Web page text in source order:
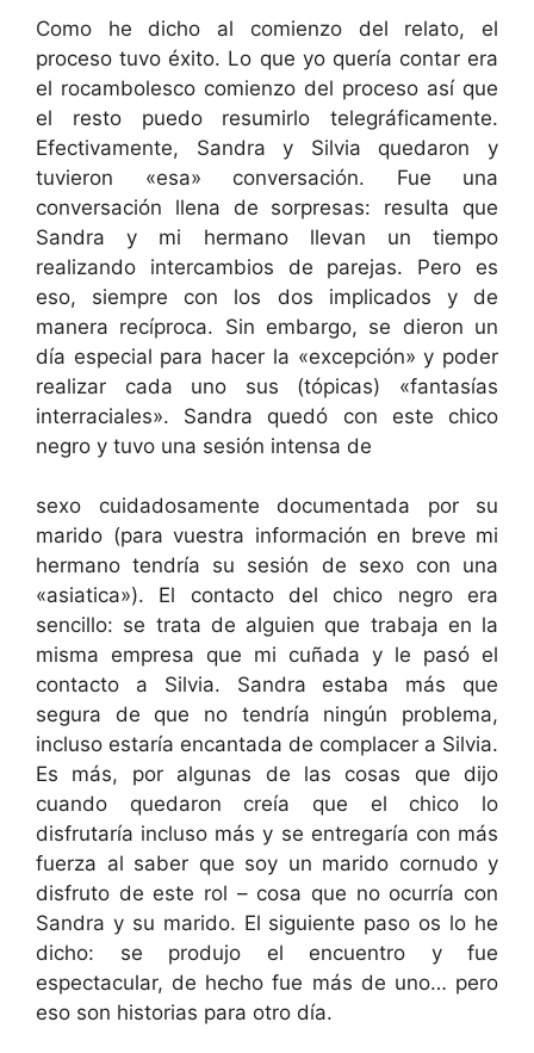
Como he dicho al comienzo del relato, el
proceso tuvo éxito. Lo que yo quería contar era
el rocambolesco comienzo del proceso así que
el resto puedo resumirlo telegráficamente.
Efectivamente, Sandra y Silvia quedaron y
tuvieron «esa» conversación. Fue una
conversación llena de sorpresas: resulta que
Sandra y mi hermano llevan un tiempo
realizando intercambios de parejas. Pero es
eso, siempre con los dos implicados y de
manera recíproca. Sin embargo, se dieron un
día especial para hacer la «excepción» y poder
realizar cada uno sus (tópicas) «fantasías
interraciales». Sandra quedó con este chico
negro y tuvo una sesión intensa de
sexo cuidadosamente documentada por su
marido (para vuestra información en breve mi
hermano tendría su sesión de sexo con una
«asiatica»). El contacto del chico negro era
sencillo: se trata de alguien que trabaja en la
misma empresa que mi cuñada y le pasó el
contacto a Silvia. Sandra estaba más que
segura de que no tendría ningún problema,
incluso estaría encantada de complacer a Silvia.
Es más, por algunas de las cosas que dijo
cuando quedaron creía que el chico lo
disfrutaría incluso más y se entregaría con más
fuerza al saber que soy un marido cornudo y
disfruto de este rol – cosa que no ocurría con
Sandra y su marido. El siguiente paso os lo he
dicho: se produjo el encuentro y fue
espectacular, de hecho fue más de uno… pero
eso son historias para otro día.